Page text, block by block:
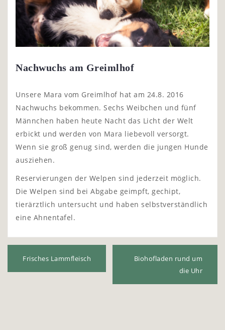
Nachwuchs am Greimlhof
Unsere Mara vom Greimlhof hat am 24.8. 2016
Nachwuchs bekommen. Sechs Weibchen und fünf
Männchen haben heute Nacht das Licht der Welt
erbickt und werden von Mara liebevoll versorgt.
Wenn sie groß genug sind, werden die jungen Hunde
ausziehen.
Reservierungen der Welpen sind jederzeit möglich.
Die Welpen sind bei Abgabe geimpft, gechipt,
tierärztlich untersucht und haben selbstverständlich
eine Ahnentafel.
Navigation
Frisches Lammfleisch
Biohofladen rund um
die Uhr